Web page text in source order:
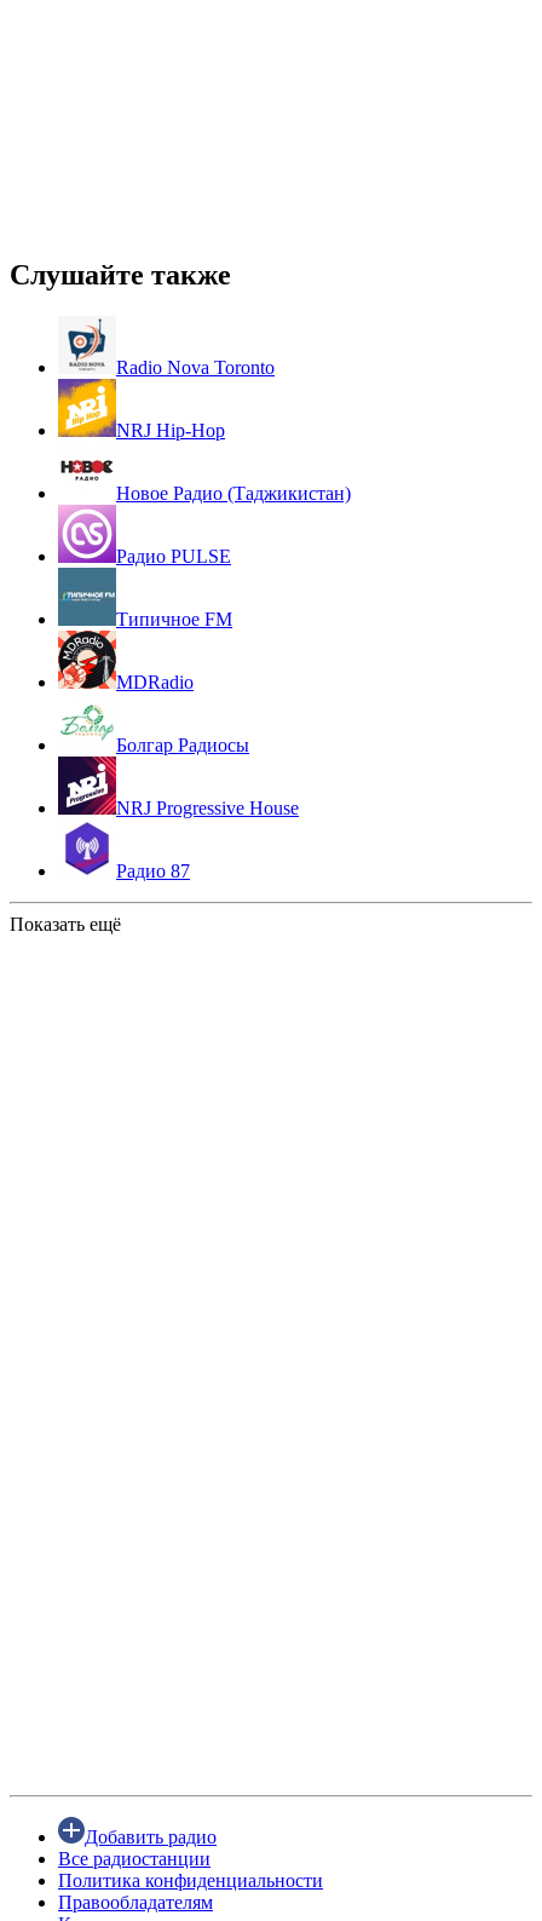
Слушайте также
Radio Nova Toronto
NRJ Hip-Hop
Новое Радио (Таджикистан)
Радио PULSE
Типичное FM
MDRadio
Болгар Радиосы
NRJ Progressive House
Радио 87
Показать ещё
Добавить радио
Все радиостанции
Политика конфиденциальности
Правообладателям